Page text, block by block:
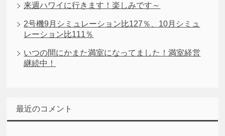
来週ハワイに行きます！楽しみです～
2号機9月シミュレーション比127％、10月シミュ
レーション比111％
いつの間にかまた満室になってました！満室経営
継続中！
最近のコメント